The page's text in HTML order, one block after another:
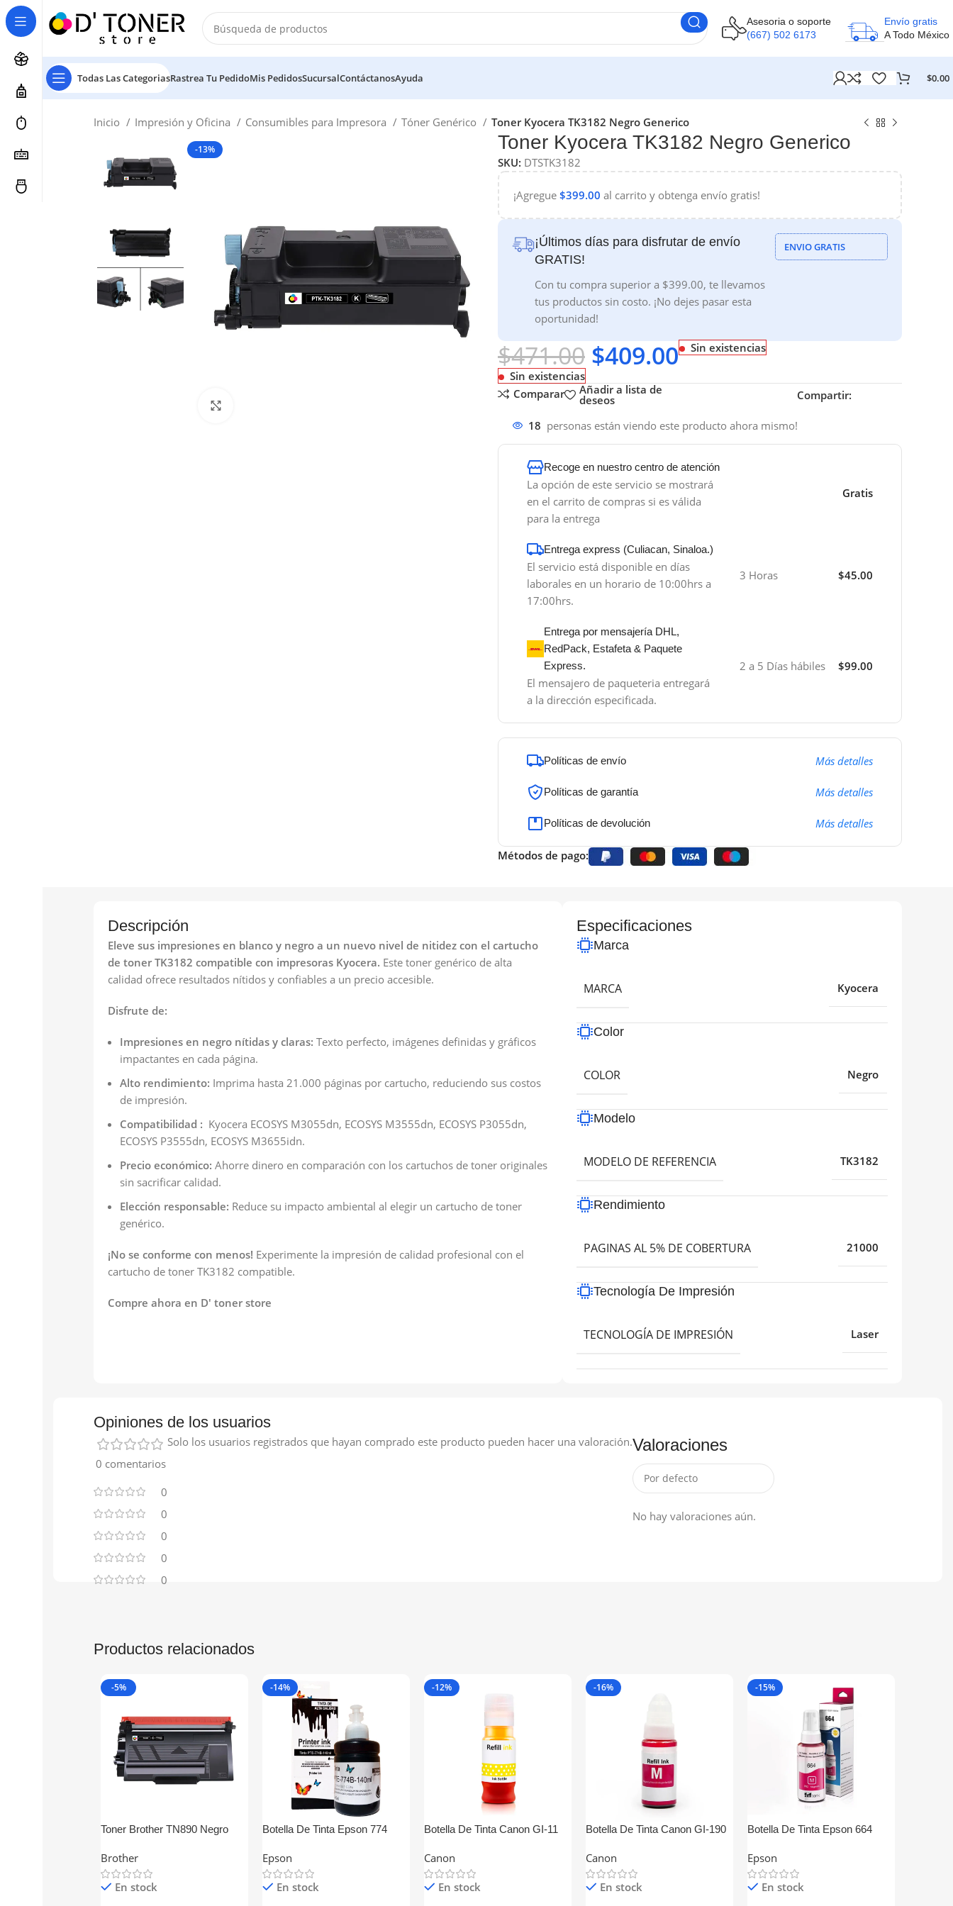
Asesoria o soporte
(667) 502 6173
Envío gratis
A Todo México
Todas Las CategoriasRastrea Tu PedidoMis PedidosSucursalContáctanosAyuda $0.00
Inicio Impresión y Oficina Consumibles para Impresora Tóner Genérico Toner Kyocera TK3182 Negro Generico
-13% Toner Kyocera TK3182 Negro Generico
SKU: DTSTK3182
¡Agregue $399.00 al carrito y obtenga envío gratis!
¡Últimos días para disfrutar de envío
GRATIS!
Con tu compra superior a $399.00, te llevamos
tus productos sin costo. ¡No dejes pasar esta
oportunidad!
ENVIO GRATIS
$471.00 $409.00
Sin existencias
Sin existencias
Comparar
Añadir a lista de
deseos Compartir:
18 personas están viendo este producto ahora mismo!
Recoge en nuestro centro de atención
La opción de este servicio se mostrará
en el carrito de compras si es válida
para la entrega
Gratis
Entrega express (Culiacan, Sinaloa.)
El servicio está disponible en días
laborales en un horario de 10:00hrs a
17:00hrs.
3 Horas $45.00
Entrega por mensajería DHL,
RedPack, Estafeta & Paquete
Express.
El mensajero de paqueteria entregará
a la dirección especificada.
2 a 5 Días hábiles $99.00
Políticas de envío Más detalles
Políticas de garantía Más detalles
Políticas de devolución Más detalles
Métodos de pago:
Descripción
Eleve sus impresiones en blanco y negro a un nuevo nivel de nitidez con el cartucho
de toner TK3182 compatible con impresoras Kyocera. Este toner genérico de alta
calidad ofrece resultados nítidos y confiables a un precio accesible.
Disfrute de:
Impresiones en negro nítidas y claras: Texto perfecto, imágenes definidas y gráficos
impactantes en cada página.
Alto rendimiento: Imprima hasta 21.000 páginas por cartucho, reduciendo sus costos
de impresión.
Compatibilidad : Kyocera ECOSYS M3055dn, ECOSYS M3555dn, ECOSYS P3055dn,
ECOSYS P3555dn, ECOSYS M3655idn.
Precio económico: Ahorre dinero en comparación con los cartuchos de toner originales
sin sacrificar calidad.
Elección responsable: Reduce su impacto ambiental al elegir un cartucho de toner
genérico.
¡No se conforme con menos! Experimente la impresión de calidad profesional con el
cartucho de toner TK3182 compatible.
Compre ahora en D' toner store
Especificaciones
Marca
MARCA Kyocera
Color
COLOR Negro
Modelo
MODELO DE REFERENCIA TK3182
Rendimiento
PAGINAS AL 5% DE COBERTURA 21000
Tecnología De Impresión
TECNOLOGÍA DE IMPRESIÓN Laser
Opiniones de los usuarios
0 comentarios
0
0
0
0
0
Valoraciones
No hay valoraciones aún.
Solo los usuarios registrados que hayan comprado este producto pueden hacer una valoración.
Productos relacionados
-5%
Toner Brother TN890 Negro
Brother
En stock
-14%
Botella De Tinta Epson 774
Epson
En stock
-12%
Botella De Tinta Canon GI-11
Canon
En stock
-16%
Botella De Tinta Canon GI-190
Canon
En stock
-15%
Botella De Tinta Epson 664
Epson
En stock